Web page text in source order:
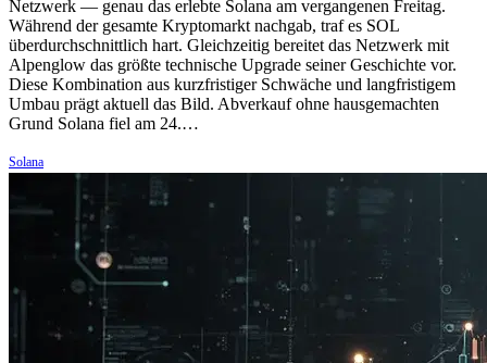
Netzwerk — genau das erlebte Solana am vergangenen Freitag.
Während der gesamte Kryptomarkt nachgab, traf es SOL
überdurchschnittlich hart. Gleichzeitig bereitet das Netzwerk mit
Alpenglow das größte technische Upgrade seiner Geschichte vor.
Diese Kombination aus kurzfristiger Schwäche und langfristigem
Umbau prägt aktuell das Bild. Abverkauf ohne hausgemachten
Grund Solana fiel am 24.…
Solana